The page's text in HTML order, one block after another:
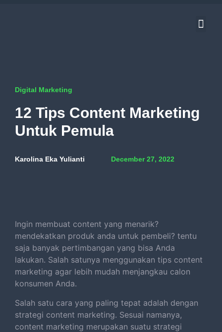
Digital Marketing
12 Tips Content Marketing
Untuk Pemula
Karolina Eka Yulianti December 27, 2022
Ingin membuat content yang menarik?
mendekatkan produk anda untuk pembeli? tentu
saja banyak pertimbangan yang bisa Anda
lakukan. Salah satunya menggunakan tips content
marketing agar lebih mudah menjangkau calon
konsumen Anda.
Salah satu cara yang paling tepat adalah dengan
strategi content marketing. Sesuai namanya,
content marketing merupakan suatu strategi